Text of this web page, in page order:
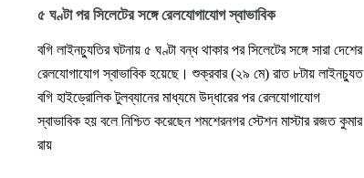
৫ ঘণ্টা পর সিলেটের সঙ্গে রেলযোগাযোগ স্বাভাবিক
বগি লাইনচ্যুতির ঘটনায় ৫ ঘণ্টা বন্ধ থাকার পর সিলেটের সঙ্গে সারা দেশের
রেলযোগাযোগ স্বাভাবিক হয়েছে। শুক্রবার (২৯ মে) রাত ৮টায় লাইনচ্যুত
বগি হাইড্রোলিক টুলব্যানের মাধ্যমে উদ্ধারের পর রেলযোগাযোগ
স্বাভাবিক হয় বলে নিশ্চিত করেছেন শমশেরনগর স্টেশন মাস্টার রজত কুমার
রায়